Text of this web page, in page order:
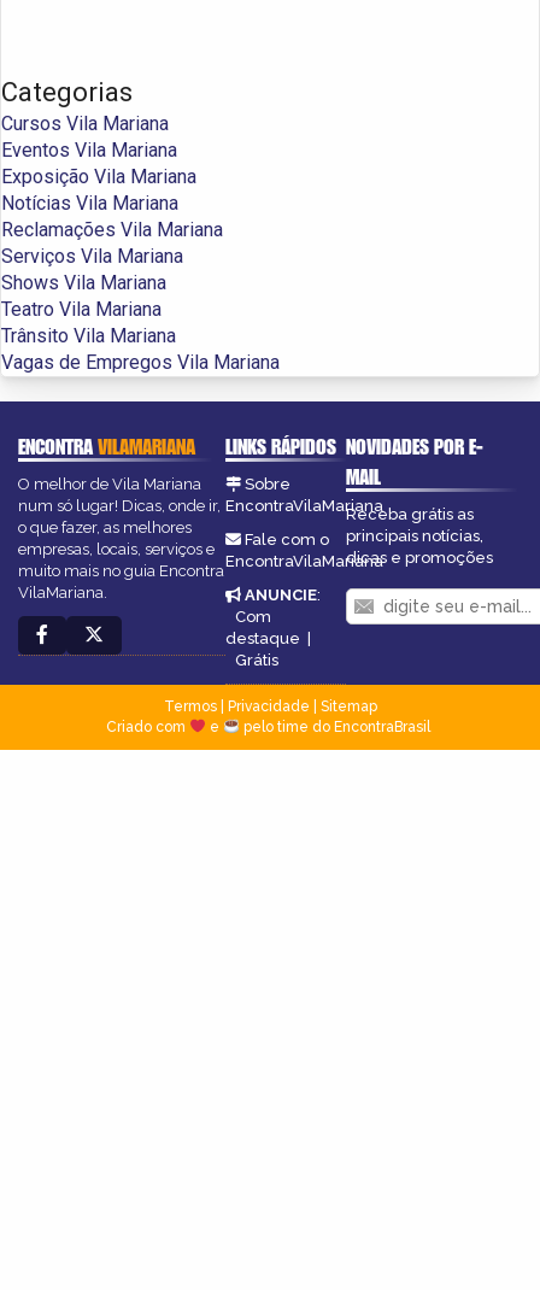
Categorias
Cursos Vila Mariana
Eventos Vila Mariana
Exposição Vila Mariana
Notícias Vila Mariana
Reclamações Vila Mariana
Serviços Vila Mariana
Shows Vila Mariana
Teatro Vila Mariana
Trânsito Vila Mariana
Vagas de Empregos Vila Mariana
ENCONTRAVILAMARIANA
O melhor de Vila Mariana
num só lugar! Dicas, onde ir,
o que fazer, as melhores
empresas, locais, serviços e
muito mais no guia Encontra
VilaMariana.
LINKS RÁPIDOS
Sobre
EncontraVilaMariana
Fale com o
EncontraVilaMariana
ANUNCIE:
Com
destaque |
Grátis
NOVIDADES POR E-
MAIL
Receba grátis as
principais notícias,
dicas e promoções
Termos| Privacidade
Sitemap
Criado com
e pelo time do EncontraBrasil